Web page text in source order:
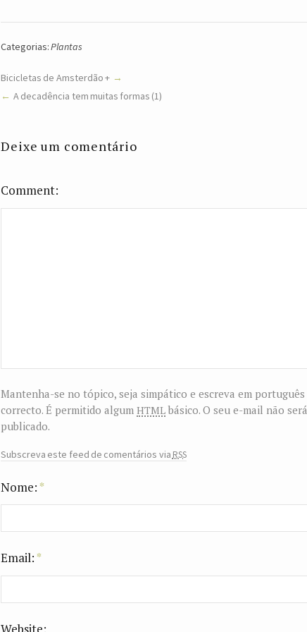
Categorias:Plantas
Bicicletas de Amsterdão +
A decadência tem muitas formas (1)
Deixe um comentário
Comment
Mantenha-se no tópico, seja simpático e escreva em português
correcto. É permitido algum htmlbásico. O seu e-mail não será
publicado.
Subscreva este feed de comentários via rss
Nome:*
Email:*